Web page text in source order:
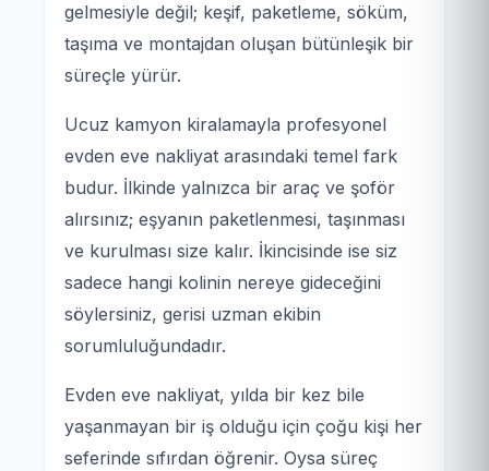
gelmesiyle değil; keşif, paketleme, söküm,
taşıma ve montajdan oluşan bütünleşik bir
süreçle yürür.
Ucuz kamyon kiralamayla profesyonel
evden eve nakliyat arasındaki temel fark
budur. İlkinde yalnızca bir araç ve şoför
alırsınız; eşyanın paketlenmesi, taşınması
ve kurulması size kalır. İkincisinde ise siz
sadece hangi kolinin nereye gideceğini
söylersiniz, gerisi uzman ekibin
sorumluluğundadır.
Evden eve nakliyat, yılda bir kez bile
yaşanmayan bir iş olduğu için çoğu kişi her
seferinde sıfırdan öğrenir. Oysa süreç